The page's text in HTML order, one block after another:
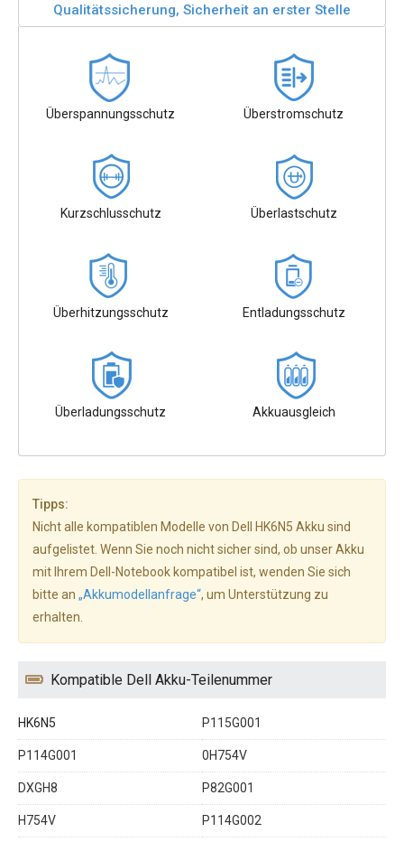
Qualitätssicherung, Sicherheit an erster Stelle
Überspannungsschutz Überstromschutz
Kurzschlusschutz Überlastschutz
Überhitzungsschutz Entladungsschutz
Überladungsschutz Akkuausgleich
Tipps:
Nicht alle kompatiblen Modelle von Dell HK6N5 Akku sind
aufgelistet. Wenn Sie noch nicht sicher sind, ob unser Akku
mit Ihrem Dell-Notebook kompatibel ist, wenden Sie sich
bitte an „Akkumodellanfrage“, um Unterstützung zu
erhalten.
Kompatible Dell Akku-Teilenummer
HK6N5 P115G001
P114G001 0H754V
DXGH8 P82G001
H754V P114G002